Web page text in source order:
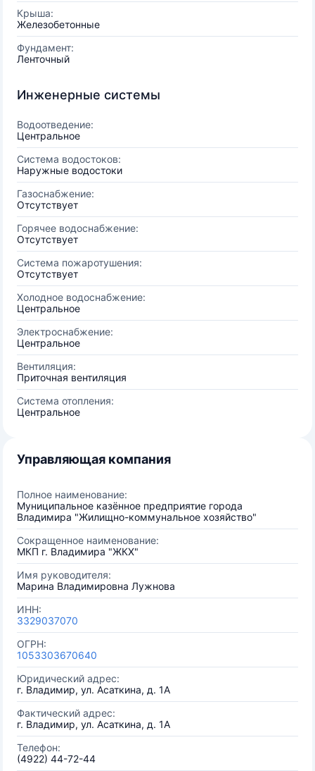
Крыша:
Железобетонные
Фундамент:
Ленточный
Инженерные системы
Водоотведение:
Центральное
Система водостоков:
Наружные водостоки
Газоснабжение:
Отсутствует
Горячее водоснабжение:
Отсутствует
Система пожаротушения:
Отсутствует
Холодное водоснабжение:
Центральное
Электроснабжение:
Центральное
Вентиляция:
Приточная вентиляция
Система отопления:
Центральное
Управляющая компания
Полное наименование:
Муниципальное казённое предприятие города
Владимира "Жилищно-коммунальное хозяйство"
Сокращенное наименование:
МКП г. Владимира "ЖКХ"
Имя руководителя:
Марина Владимировна Лужнова
ИНН:
3329037070
ОГРН:
1053303670640
Юридический адрес:
г. Владимир, ул. Асаткина, д. 1А
Фактический адрес:
г. Владимир, ул. Асаткина, д. 1А
Телефон:
(4922) 44-72-44